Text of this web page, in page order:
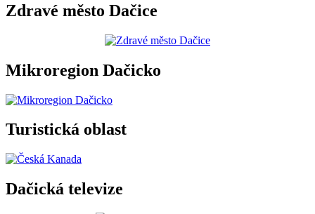
Zdravé město Dačice
Mikroregion Dačicko
Turistická oblast
Dačická televize